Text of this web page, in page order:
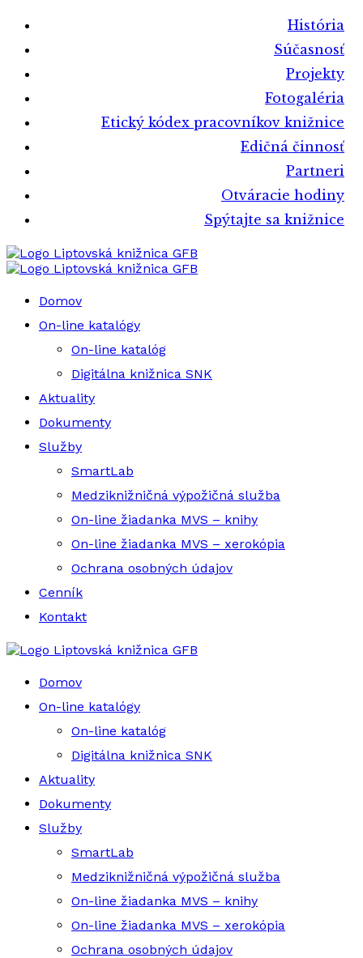
História
Súčasnosť
Projekty
Fotogaléria
Etický kódex pracovníkov knižnice
Edičná činnosť
Partneri
Otváracie hodiny
Spýtajte sa knižnice
Liptovská knižnica GFB
Liptovská knižnica GFB
Domov
On-line katalógy
On-line katalóg
Digitálna knižnica SNK
Aktuality
Dokumenty
Služby
SmartLab
Medziknižničná výpožičná služba
On-line žiadanka MVS – knihy
On-line žiadanka MVS – xerokópia
Ochrana osobných údajov
Cenník
Kontakt
Liptovská knižnica GFB
Domov
On-line katalógy
On-line katalóg
Digitálna knižnica SNK
Aktuality
Dokumenty
Služby
SmartLab
Medziknižničná výpožičná služba
On-line žiadanka MVS – knihy
On-line žiadanka MVS – xerokópia
Ochrana osobných údajov